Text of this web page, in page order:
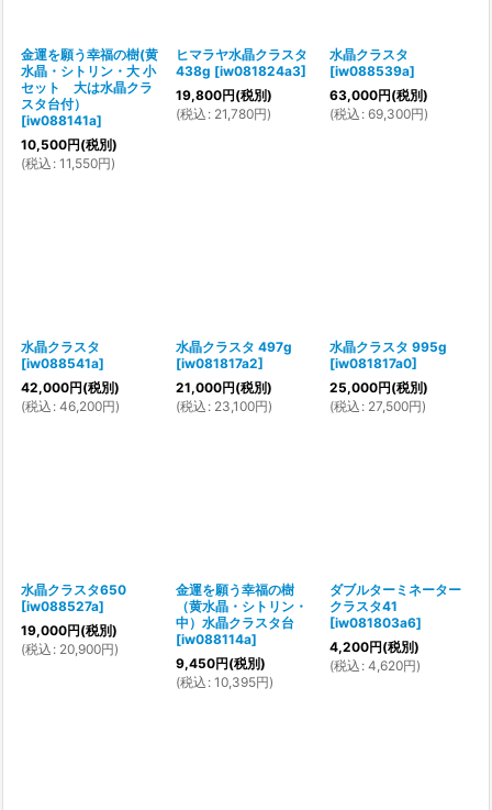
金運を願う幸福の樹(黄
水晶・シトリン・大 小
セット 大は水晶クラ
スタ台付）
[iw088141a]
10,500円(税別)
(税込 : 11,550円)
ヒマラヤ水晶クラスタ
438g [iw081824a3]
19,800円(税別)
(税込 : 21,780円)
水晶クラスタ
[iw088539a]
63,000円(税別)
(税込 : 69,300円)
水晶クラスタ
[iw088541a]
42,000円(税別)
(税込 : 46,200円)
水晶クラスタ 497g
[iw081817a2]
21,000円(税別)
(税込 : 23,100円)
水晶クラスタ 995g
[iw081817a0]
25,000円(税別)
(税込 : 27,500円)
水晶クラスタ650
[iw088527a]
19,000円(税別)
(税込 : 20,900円)
金運を願う幸福の樹
（黄水晶・シトリン・
中）水晶クラスタ台
[iw088114a]
9,450円(税別)
(税込 : 10,395円)
ダブルターミネーター
クラスタ41
[iw081803a6]
4,200円(税別)
(税込 : 4,620円)